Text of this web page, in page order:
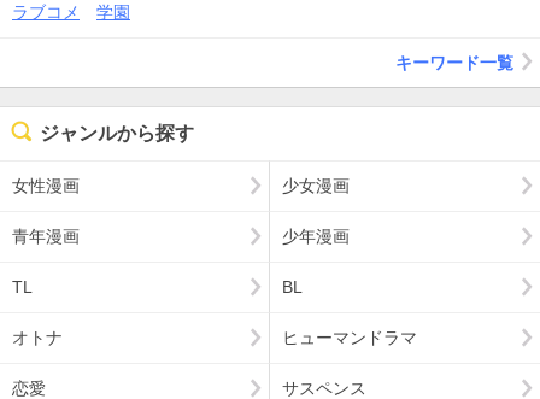
ラブコメ
学園
キーワード一覧
ジャンルから探す
女性漫画 少女漫画
青年漫画 少年漫画
TL BL
オトナ ヒューマンドラマ
恋愛 サスペンス